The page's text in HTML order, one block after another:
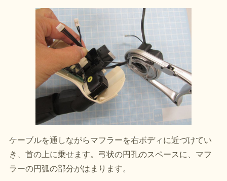
ケーブルを通しながらマフラーを右ボディに近づけてい
き、首の上に乗せます。弓状の円孔のスペースに、マフ
ラーの円弧の部分がはまります。